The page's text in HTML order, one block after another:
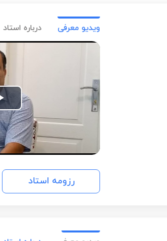
ویدیو معرفی درباره استاد
رزومه استاد